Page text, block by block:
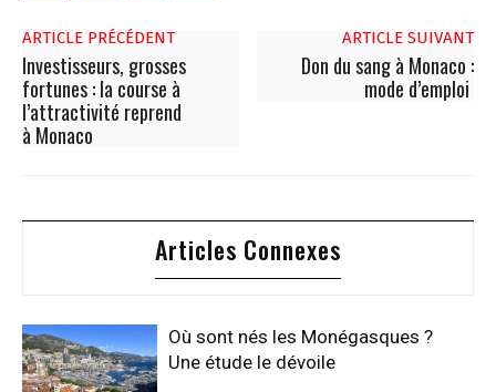
ARTICLE PRÉCÉDENT
Investisseurs, grosses
fortunes : la course à
l’attractivité reprend
à Monaco
ARTICLE SUIVANT
Don du sang à Monaco :
mode d’emploi
Articles Connexes
Où sont nés les Monégasques ?
Une étude le dévoile